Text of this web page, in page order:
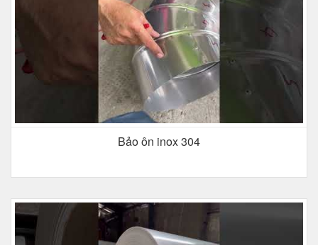
Bảo ôn inox 304